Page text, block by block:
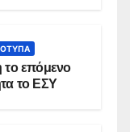
το επόμενο
το ΕΣΥ